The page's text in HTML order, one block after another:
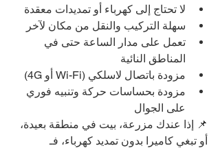
لا تحتاج إلى كهرباء أو تمديدات معقدة
سهلة التركيب والنقل من مكان لآخر
تعمل على مدار الساعة حتى في
المناطق النائية
مزودة باتصال لاسلكي (Wi-Fi أو 4G)
مزودة بحساسات حركة وتنبيه فوري
على الجوال
📌 إذا عندك مزرعة، بيت في منطقة بعيدة،
أو تبغي كاميرا بدون تمديد كهرباء، فـ